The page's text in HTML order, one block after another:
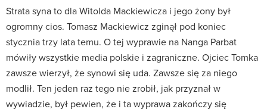
Strata syna to dla Witolda Mackiewicza i jego żony był
ogromny cios. Tomasz Mackiewicz zginął pod koniec
stycznia trzy lata temu. O tej wyprawie na Nanga Parbat
mówiły wszystkie media polskie i zagraniczne. Ojciec Tomka
zawsze wierzył, że synowi się uda. Zawsze się za niego
modlił. Ten jeden raz tego nie zrobił, jak przyznał w
wywiadzie, był pewien, że i ta wyprawa zakończy się